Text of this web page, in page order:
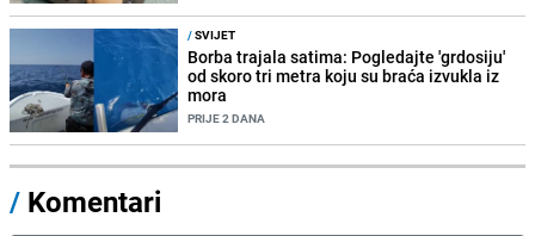
/SVIJET
Borba trajala satima: Pogledajte 'grdosiju'
od skoro tri metra koju su braća izvukla iz
mora
PRIJE 2 DANA
/ Komentari